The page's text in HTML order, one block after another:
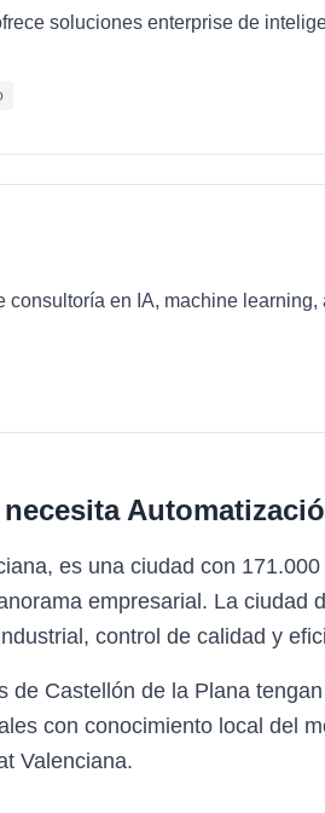
soluciones enterprise de
consultoría en IA, machine
es una ciudad con
empresarial. La ciudad
control de calidad y
de Castellón de la Plana
con conocimiento local del
Valenciana.